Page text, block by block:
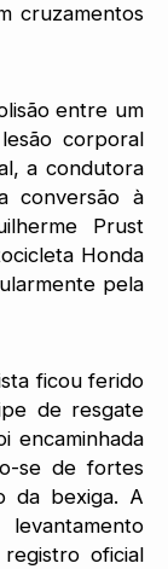
cruzamentos
entre um
corporal
a condutora
conversão à
Prust
Honda
pela
ficou ferido
de resgate
encaminhada
se de fortes
da bexiga. A
oficial